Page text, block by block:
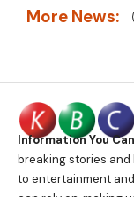
More News:
Information You
breaking stories
to entertainment